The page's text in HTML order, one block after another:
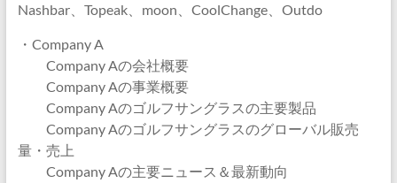
Nashbar、Topeak、moon、CoolChange、Outdo
・Company A
Company Aの会社概要
Company Aの事業概要
Company Aのゴルフサングラスの主要製品
Company Aのゴルフサングラスのグローバル販売
量・売上
Company Aの主要ニュース＆最新動向